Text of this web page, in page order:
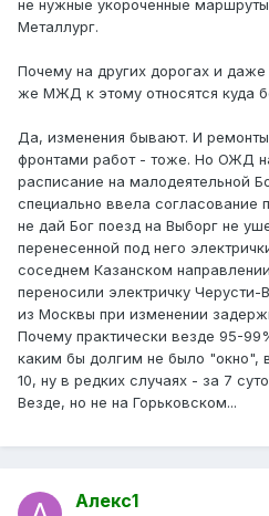
не нужные укороченные
Металлург.
Почему на других дорогах и даже
же МЖД к этому относятся куда
Да, изменения бывают. И
фронтами работ - тоже. Но ОЖД
расписание на малодеятельной
специально ввела согласование
не дай Бог поезд на Выборг не
перенесенной под него
соседнем Казанском
переносили электричку
из Москвы при изменении
Почему практически везде 95-
каким бы долгим не было "окно",
10, ну в редких случаях - за 7
Везде, но не на Горьковском...
Алекс1